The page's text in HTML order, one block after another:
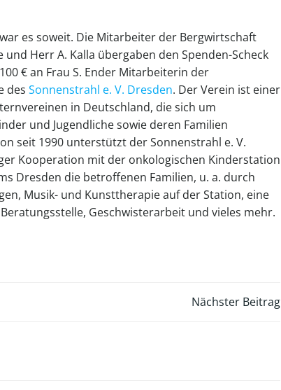
es soweit. Die Mitarbeiter der Bergwirtschaft
und Herr A. Kalla übergaben den Spenden-Scheck
€ an Frau S. Ender Mitarbeiterin der
des Sonnenstrahl e. V. Dresden. Der Verein ist einer
in Deutschland, die sich um
und Jugendliche sowie deren Familien
seit 1990 unterstützt der Sonnenstrahl e. V.
Kooperation mit der onkologischen Kinderstation
Dresden die betroffenen Familien, u. a. durch
Musik- und Kunsttherapie auf der Station, eine
Geschwisterarbeit und vieles mehr.
Nächster Beitrag